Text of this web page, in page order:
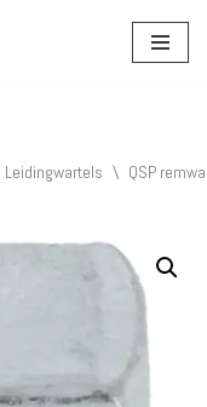
Leidingwartels \ QSP